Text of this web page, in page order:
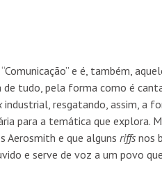
e é, também,
tudo, pela forma como é
industrial, resgatando, assim, a
para a temática que explora.
Aerosmith e que alguns riffs nos
e serve de voz a um povo